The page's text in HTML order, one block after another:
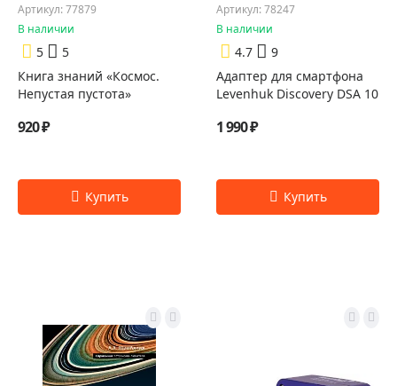
Артикул: 77879
В наличии
5
5
Книга знаний «Космос.
Непустая пустота»
920 ₽
Артикул: 78247
В наличии
4.7
9
Адаптер для смартфона
Levenhuk Discovery DSA 10
1 990 ₽